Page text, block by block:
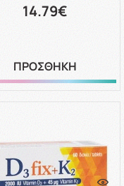
14.79€
ΠΡΟΣΘΗΚΗ